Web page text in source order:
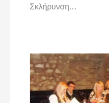
Σκλήρυνση…